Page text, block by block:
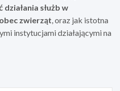
służb w
zwierząt, oraz jak istotna
instytucjami działającymi na